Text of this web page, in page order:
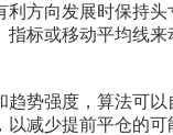
方向发展时保持
标或移动平均线
势强度，算法可以
减少提前平仓的